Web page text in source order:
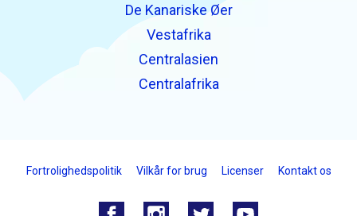
De Kanariske Øer
Vestafrika
Centralasien
Centralafrika
Fortrolighedspolitik Vilkår for brug Licenser Kontakt os